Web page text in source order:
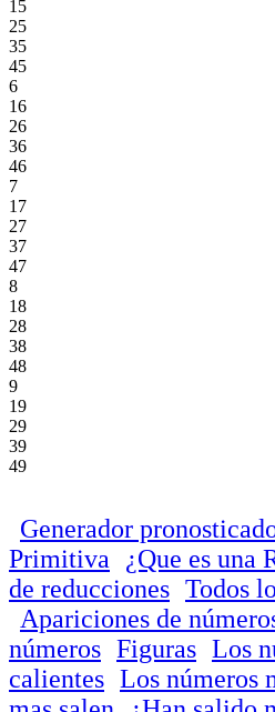
15
25
35
45
6
16
26
36
46
7
17
27
37
47
8
18
28
38
48
9
19
29
39
49
Generador
Primitiva
¿Que es una
de reducciones Todos
Apariciones de
números Figuras Los
calientes Los números